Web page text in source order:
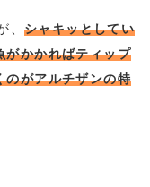
、シャキッとしてい
がかかればティップ
のがアルチザンの特